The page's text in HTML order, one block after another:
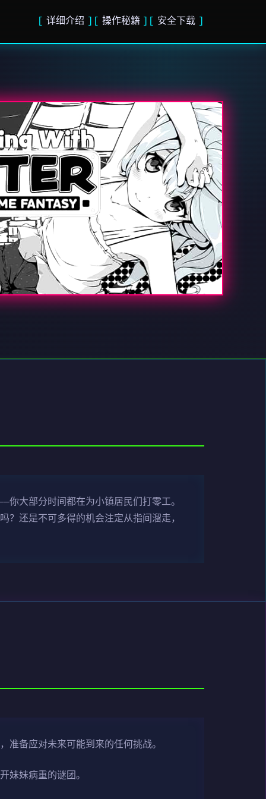
详细介绍 操作秘籍 安全下载
大部分时间都在为小镇居民们打零工。
还是不可多得的机会注定从指间溜走，
备应对未来可能到来的任何挑战。
妹妹病重的谜团。